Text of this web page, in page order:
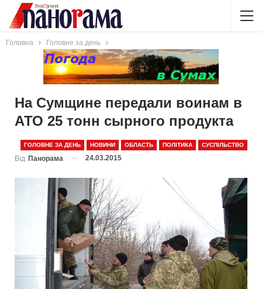
Головна Головне за день
На Сумщине передали воинам в
АТО 25 тонн сырного продукта
ГОЛОВНЕ ЗА ДЕНЬ НОВИНИ ОБЛАСТЬ ПОЛІТИКА СУСПІЛЬСТВО
Від Панорама 24.03.2015